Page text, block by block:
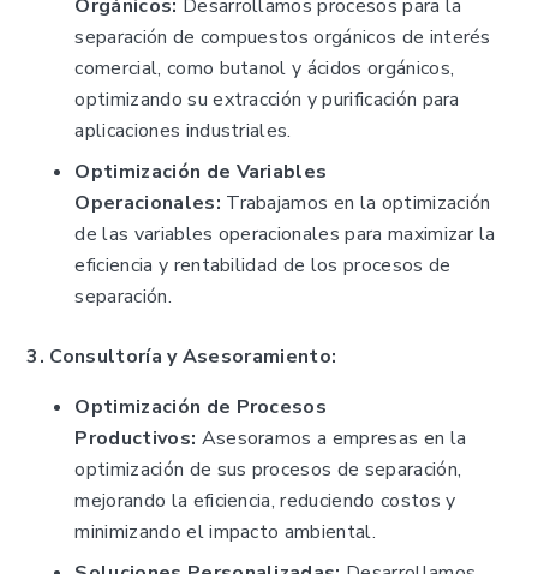
Orgánicos: Desarrollamos procesos para la
separación de compuestos orgánicos de interés
comercial, como butanol y ácidos orgánicos,
optimizando su extracción y purificación para
aplicaciones industriales.
Optimización de Variables
Operacionales: Trabajamos en la optimización
de las variables operacionales para maximizar la
eficiencia y rentabilidad de los procesos de
separación.
3. Consultoría y Asesoramiento:
Optimización de Procesos
Productivos: Asesoramos a empresas en la
optimización de sus procesos de separación,
mejorando la eficiencia, reduciendo costos y
minimizando el impacto ambiental.